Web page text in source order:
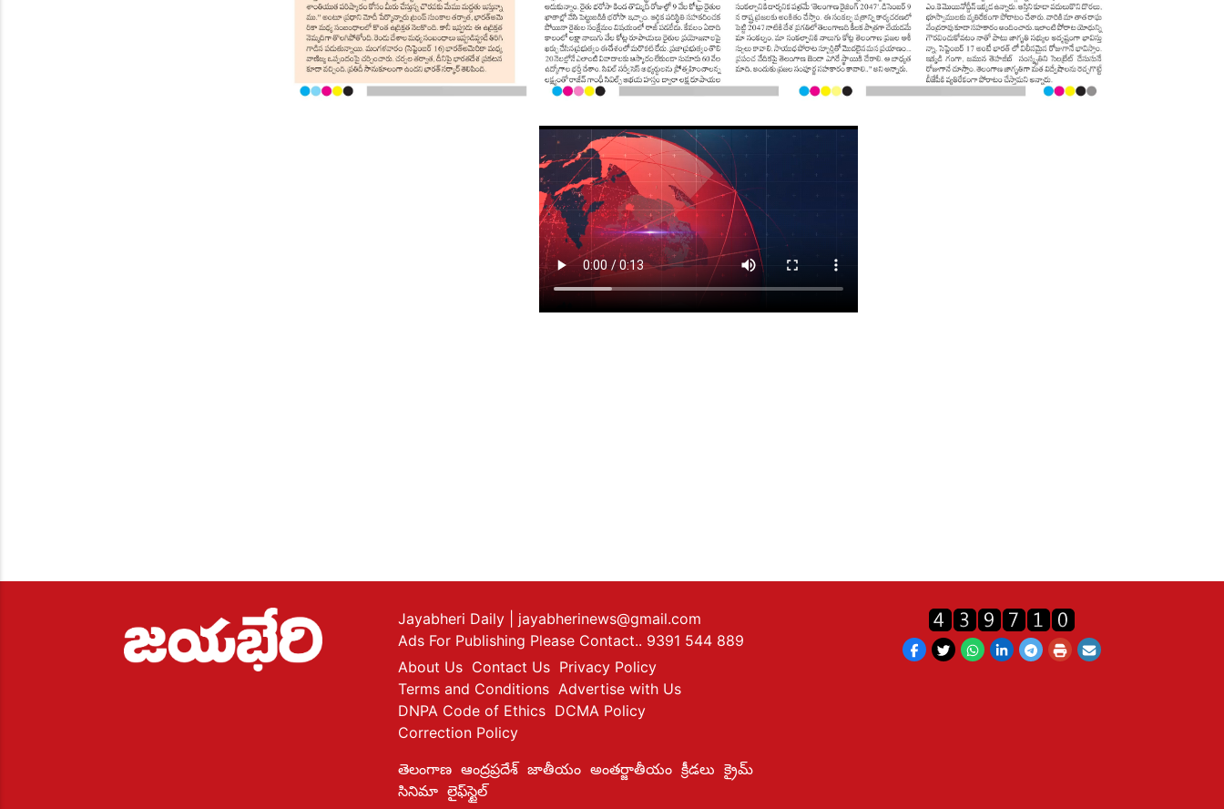
Jayabheri Daily
| jayabherinews@gmail.com
Ads For Publishing Please Contact.. 9391 544 889
About Us Contact Us Privacy Policy
Terms and Conditions Advertise with Us
DNPA Code of Ethics DCMA Policy
Correction Policy
తెలంగాణ ఆంద్రప్రదేశ్ జాతీయం అంతర్జాతీయం క్రీడలు క్రైమ్
సినిమా లైఫ్‌స్టైల్